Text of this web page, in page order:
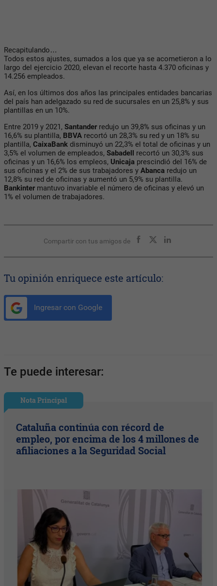
Recapitulando…
Todos estos ajustes, sumados a los que ya se acometieron a lo
largo del ejercicio 2020, elevan el recorte hasta 4.370 oficinas y
14.256 empleados.
Así, en los últimos dos años las principales entidades bancarias
del país han adelgazado su red de sucursales en un 25,8% y sus
plantillas en un 10%.
Entre 2019 y 2021, Santanderredujo un 39,8% sus oficinas y un
16,6% su plantilla, BBVA recortó un 28,3% su red y un 18% su
plantilla, CaixaBank disminuyó un 22,3% el total de oficinas y un
3,5% el volumen de empleados, Sabadell recortó un 30,3% sus
oficinas y un 16,6% los empleos, Unicaja prescindió del 16% de
sus oficinas y el 2% de sus trabajadores y Abanca redujo un
12,8% su red de oficinas y aumentó un 5,9% su plantilla.
Bankintermantuvo invariable el número de oficinas y elevó un
1% el volumen de trabajadores.
Compartir con tus amigos de
Tu opinión enriquece este artículo:
Ingresar con Google
Te puede interesar:
Nota Principal
Cataluña continúa con récord de
empleo, por encima de los 4 millones de
afiliaciones a la Seguridad Social